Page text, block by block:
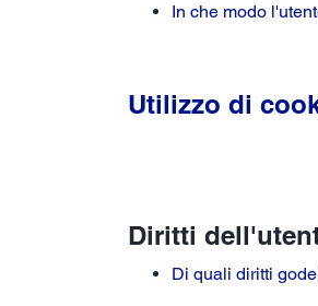
In che modo
Utilizzo di
Diritti
Di quali diritti